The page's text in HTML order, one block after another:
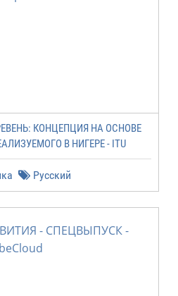
КОНЦЕПЦИЯ НА ОСНОВЕ
В НИГЕРЕ - ITU
Русский